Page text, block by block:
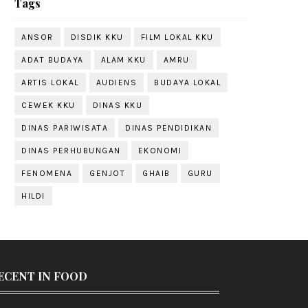
Tags
ANSOR DISDIK KKU FILM LOKAL KKU
ADAT BUDAYA ALAM KKU AMRU
ARTIS LOKAL AUDIENS BUDAYA LOKAL
CEWEK KKU DINAS KKU
DINAS PARIWISATA DINAS PENDIDIKAN
DINAS PERHUBUNGAN EKONOMI
FENOMENA GENJOT GHAIB GURU
HILDI
IN FOOD